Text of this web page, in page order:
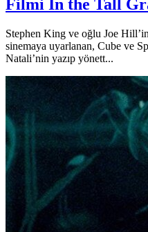
Filmi In the Tall
Stephen King ve oğlu Joe
sinemaya uyarlanan, Cube ve
Natali’nin yazıp yönett...